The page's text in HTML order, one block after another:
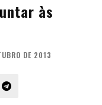
às
DE 2013